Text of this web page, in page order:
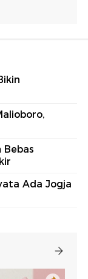
Bebas
Ada Jogja